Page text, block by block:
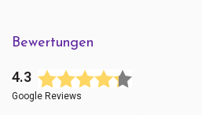
Bewertungen
4.3
Google Reviews